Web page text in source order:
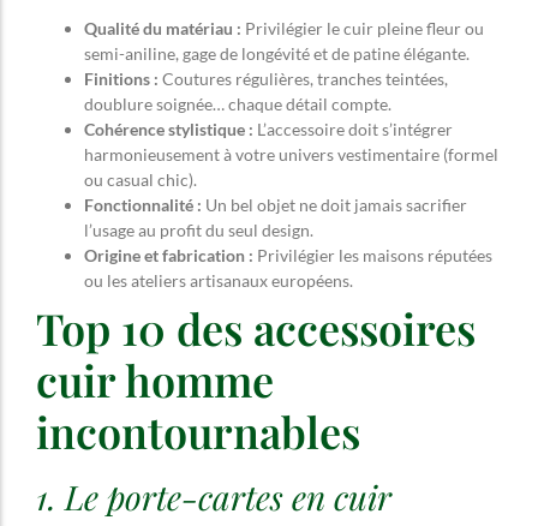
Qualité du matériau : Privilégier le cuir pleine fleur ou
semi-aniline, gage de longévité et de patine élégante.
Finitions : Coutures régulières, tranches teintées,
doublure soignée… chaque détail compte.
Cohérence stylistique : L’accessoire doit s’intégrer
harmonieusement à votre univers vestimentaire (formel
ou casual chic).
Fonctionnalité : Un bel objet ne doit jamais sacrifier
l’usage au profit du seul design.
Origine et fabrication : Privilégier les maisons réputées
ou les ateliers artisanaux européens.
Top 10 des accessoires
cuir homme
incontournables
1. Le porte-cartes en cuir